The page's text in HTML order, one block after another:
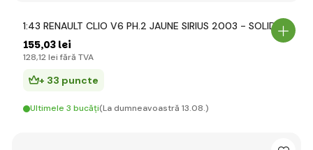
1:43 RENAULT CLIO V6 PH.2 JAUNE SIRIUS 2003 - SOLIDO
155,03 lei
128,12 lei fără TVA
+ 33 puncte
Ultimele 3 bucăți(La dumneavoastră 13.08.)